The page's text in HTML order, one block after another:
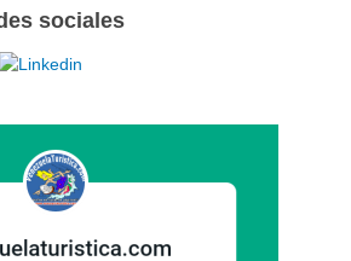
sociales